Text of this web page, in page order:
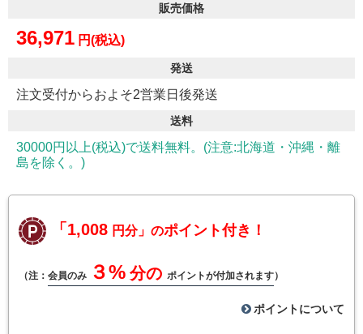
販売価格
36,971 円(税込)
発送
注文受付からおよそ2営業日後発送
送料
30000円以上(税込)で送料無料。(注意:北海道・沖縄・離
島を除く。)
「1,008 円分」のポイント付き！
（注： 会員のみ ３% 分の ポイントが付加されます）
ポイントについて